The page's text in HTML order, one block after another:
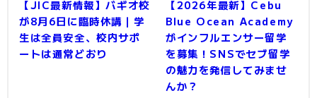
【JIC最新情報】バギオ校
が8月6日に臨時休講｜学
生は全員安全、校内サポ
ートは通常どおり
【2026年最新】Cebu
Blue Ocean Academy
がインフルエンサー留学
を募集！SNSでセブ留学
の魅力を発信してみませ
んか？